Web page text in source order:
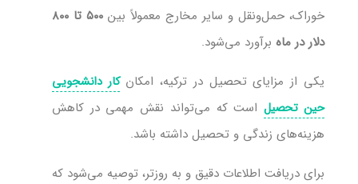
خوراک، حمل‌ونقل و سایر مخارج معمولاً بین
۵۰۰ تا ۸۰۰
دلار در ماه برآورد می‌شود.
یکی از مزایای تحصیل در ترکیه، امکانکار دانشجویی
حین تحصیلاست که می‌تواند نقش مهمی در کاهش
هزینه‌های زندگی و تحصیل داشته باشد.
برای دریافت اطلاعات دقیق‌ و به ‌روزتر، توصیه می‌شود که